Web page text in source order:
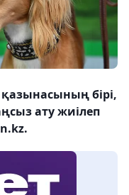
бірі,
ату жиілеп